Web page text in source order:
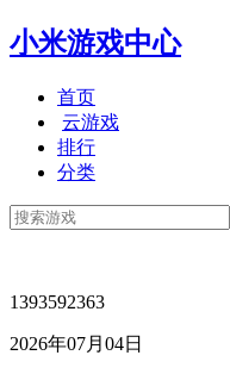
小米游戏中心
首页
云游戏
排行
分类
1393592363
2026年07月04日